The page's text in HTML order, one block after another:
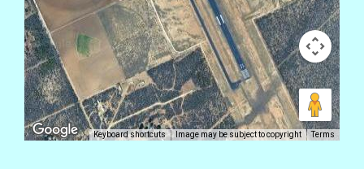
Keyboard shortcuts Image may be subject to copyright Terms